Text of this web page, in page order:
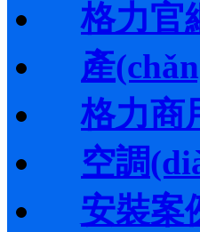
格力官
產
格力商
空調
安裝案